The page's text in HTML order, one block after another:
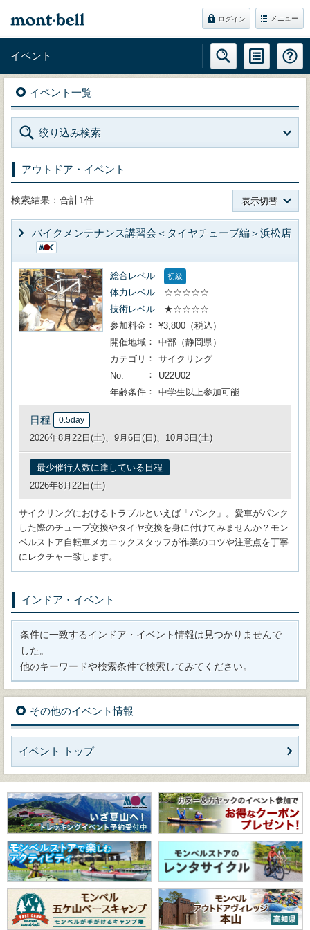
ログイン メニュー
イベント
イベント一覧
絞り込み検索
アウトドア・イベント
検索結果：合計1件 表示切替
バイクメンテナンス講習会＜タイヤチューブ編＞浜松店
総合レベル 初級
体力レベル
☆☆☆☆☆
技術レベル
★☆☆☆☆
参加料金
¥3,800（税込）
開催地域
中部（静岡県）
カテゴリ
サイクリング
No.
U22U02
年齢条件
中学生以上参加可能
日程 0.5day
2026年8月22日(土)、9月6日(日)、10月3日(土)
最少催行人数に達している日程
2026年8月22日(土)
サイクリングにおけるトラブルといえば「パンク」。愛車がパンク
した際のチューブ交換やタイヤ交換を身に付けてみませんか？モン
ベルストア自転車メカニックスタッフが作業のコツや注意点を丁寧
にレクチャー致します。
インドア・イベント
条件に一致するインドア・イベント情報は見つかりませんで
した。
他のキーワードや検索条件で検索してみてください。
その他のイベント情報
イベント トップ